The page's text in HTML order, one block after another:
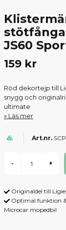
JS60
159 kr
Röd dekortejp till
snygg och
ultimate
Läs mer
- +
Originaldel till
Optimal funktion
Microcar mopedbil